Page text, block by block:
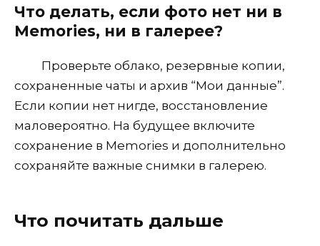
Что делать, если фото нет ни в
Memories, ни в галерее?
Проверьте облако, резервные копии,
сохраненные чаты и архив “Мои данные”.
Если копии нет нигде, восстановление
маловероятно. На будущее включите
сохранение в Memories и дополнительно
сохраняйте важные снимки в галерею.
Что почитать дальше